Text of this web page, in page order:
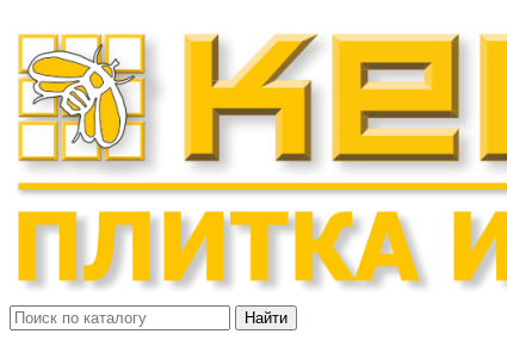
Найти